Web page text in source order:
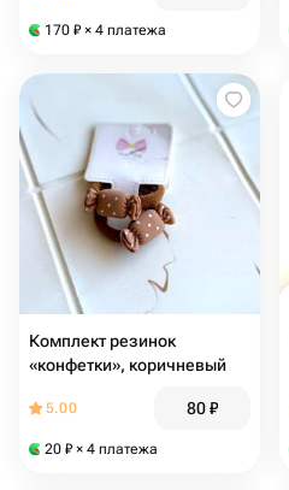
170 ₽ × 4 платежа
Комплект резинок
«конфетки», коричневый
5.00 80₽
20 ₽ × 4 платежа